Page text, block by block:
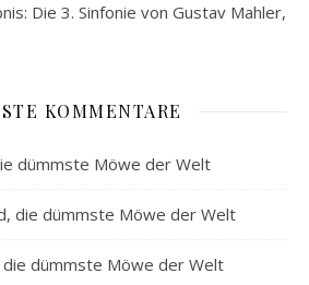
Die 3. Sinfonie von Gustav Mahler,
KOMMENTARE
dümmste Möwe der Welt
die dümmste Möwe der Welt
dümmste Möwe der Welt